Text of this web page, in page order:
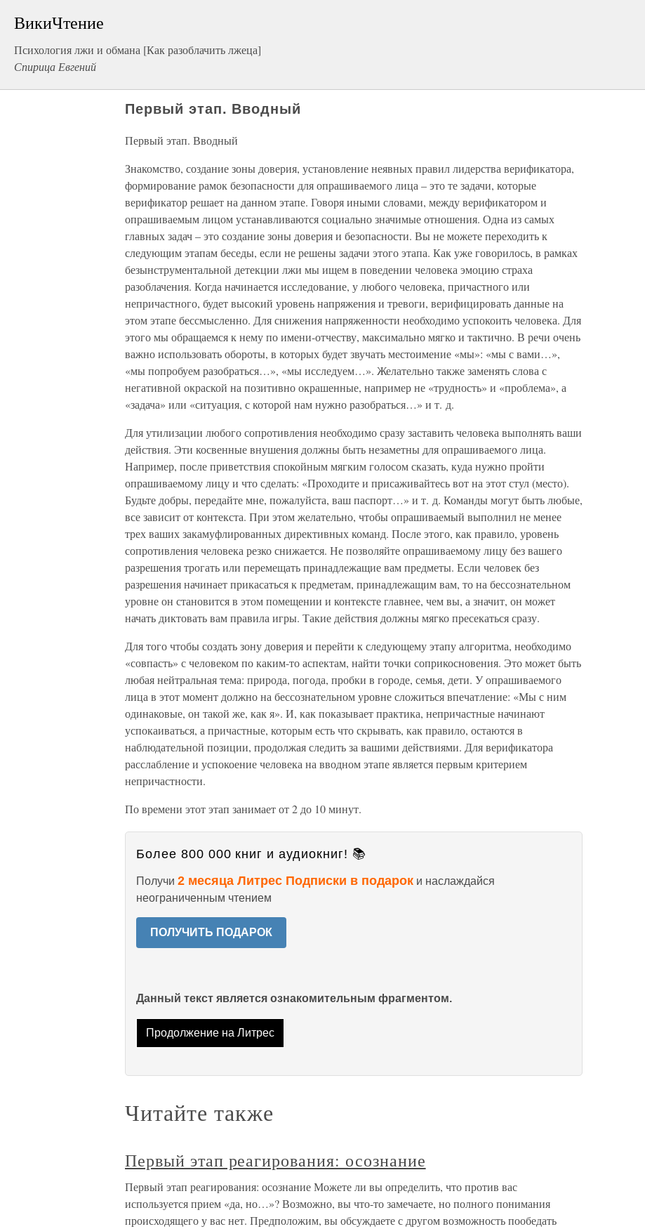
ВикиЧтение
Психология лжи и обмана [Как разоблачить лжеца]
Спирица Евгений
Первый этап. Вводный
Первый этап. Вводный
Знакомство, создание зоны доверия, установление неявных правил лидерства верификатора,
формирование рамок безопасности для опрашиваемого лица – это те задачи, которые
верификатор решает на данном этапе. Говоря иными словами, между верификатором и
опрашиваемым лицом устанавливаются социально значимые отношения. Одна из самых
главных задач – это создание зоны доверия и безопасности. Вы не можете переходить к
следующим этапам беседы, если не решены задачи этого этапа. Как уже говорилось, в рамках
безынструментальной детекции лжи мы ищем в поведении человека эмоцию страха
разоблачения. Когда начинается исследование, у любого человека, причастного или
непричастного, будет высокий уровень напряжения и тревоги, верифицировать данные на
этом этапе бессмысленно. Для снижения напряженности необходимо успокоить человека. Для
этого мы обращаемся к нему по имени-отчеству, максимально мягко и тактично. В речи очень
важно использовать обороты, в которых будет звучать местоимение «мы»: «мы с вами…»,
«мы попробуем разобраться…», «мы исследуем…». Желательно также заменять слова с
негативной окраской на позитивно окрашенные, например не «трудность» и «проблема», а
«задача» или «ситуация, с которой нам нужно разобраться…» и т. д.
Для утилизации любого сопротивления необходимо сразу заставить человека выполнять ваши
действия. Эти косвенные внушения должны быть незаметны для опрашиваемого лица.
Например, после приветствия спокойным мягким голосом сказать, куда нужно пройти
опрашиваемому лицу и что сделать: «Проходите и присаживайтесь вот на этот стул (место).
Будьте добры, передайте мне, пожалуйста, ваш паспорт…» и т. д. Команды могут быть любые,
все зависит от контекста. При этом желательно, чтобы опрашиваемый выполнил не менее
трех ваших закамуфлированных директивных команд. После этого, как правило, уровень
сопротивления человека резко снижается. Не позволяйте опрашиваемому лицу без вашего
разрешения трогать или перемещать принадлежащие вам предметы. Если человек без
разрешения начинает прикасаться к предметам, принадлежащим вам, то на бессознательном
уровне он становится в этом помещении и контексте главнее, чем вы, а значит, он может
начать диктовать вам правила игры. Такие действия должны мягко пресекаться сразу.
Для того чтобы создать зону доверия и перейти к следующему этапу алгоритма, необходимо
«совпасть» с человеком по каким-то аспектам, найти точки соприкосновения. Это может быть
любая нейтральная тема: природа, погода, пробки в городе, семья, дети. У опрашиваемого
лица в этот момент должно на бессознательном уровне сложиться впечатление: «Мы с ним
одинаковые, он такой же, как я». И, как показывает практика, непричастные начинают
успокаиваться, а причастные, которым есть что скрывать, как правило, остаются в
наблюдательной позиции, продолжая следить за вашими действиями. Для верификатора
расслабление и успокоение человека на вводном этапе является первым критерием
непричастности.
По времени этот этап занимает от 2 до 10 минут.
Более 800 000 книг и аудиокниг! 📚
Получи 2 месяца Литрес Подписки в подарок и наслаждайся
неограниченным чтением
ПОЛУЧИТЬ ПОДАРОК
Данный текст является ознакомительным фрагментом.
Продолжение на Литрес
Читайте также
Первый этап реагирования: осознание
Первый этап реагирования: осознание Можете ли вы определить, что против вас
используется прием «да, но…»? Возможно, вы что-то замечаете, но полного понимания
происходящего у вас нет. Предположим, вы обсуждаете с другом возможность пообедать